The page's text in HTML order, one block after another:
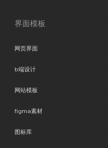
界面模板
网页界面
b端设计
网站模板
figma素材
图标库